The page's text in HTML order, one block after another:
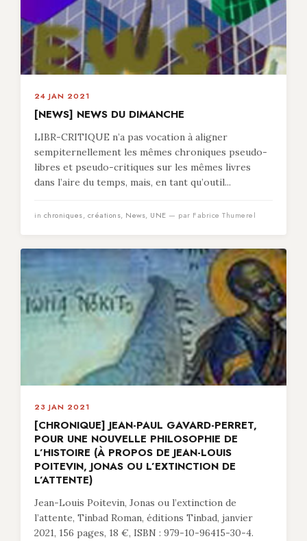
24 JAN 2021
[NEWS] NEWS DU DIMANCHE
LIBR-CRITIQUE n’a pas vocation à aligner
sempiternellement les mêmes chroniques pseudo-
libres et pseudo-critiques sur les mêmes livres
dans l’aire du temps, mais, en tant qu’outil...
in chroniques, créations, News, UNE — par Fabrice Thumerel
23 JAN 2021
[CHRONIQUE] JEAN-PAUL GAVARD-PERRET,
POUR UNE NOUVELLE PHILOSOPHIE DE
L’HISTOIRE (À PROPOS DE JEAN-LOUIS
POITEVIN, JONAS OU L’EXTINCTION DE
L’ATTENTE)
Jean-Louis Poitevin, Jonas ou l’extinction de
l’attente, Tinbad Roman, éditions Tinbad, janvier
2021, 156 pages, 18 €, ISBN : 979-10-96415-30-4.